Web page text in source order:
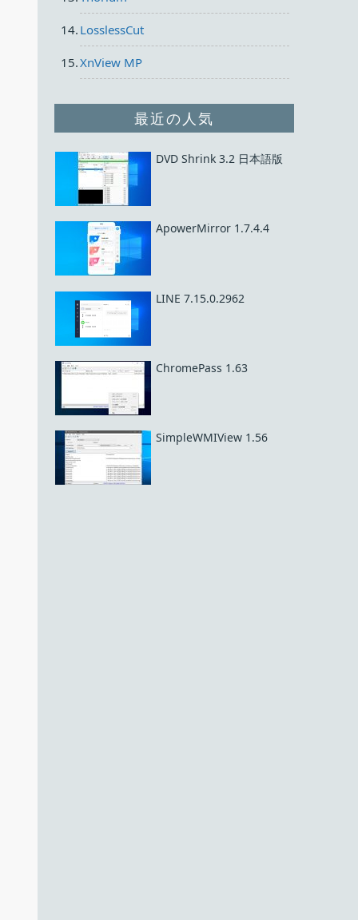
LosslessCut
XnView MP
最近の人気
DVD Shrink 3.2 日本語版
ApowerMirror 1.7.4.4
LINE 7.15.0.2962
ChromePass 1.63
SimpleWMIView 1.56